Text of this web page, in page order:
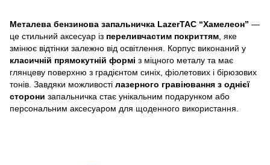
Металева бензинова запальничка LazerTAC “Хамелеон” —
це стильний аксесуар із переливчастим покриттям , яке
змінює відтінки залежно від освітлення. Корпус виконаний у
класичній прямокутній формі з міцного металу та має
глянцеву поверхню з градієнтом синіх, фіолетових і бірюзових
тонів. Завдяки можливості лазерного гравіювання з однієї
сторони запальничка стає унікальним подарунком або
персональним аксесуаром для щоденного використання.